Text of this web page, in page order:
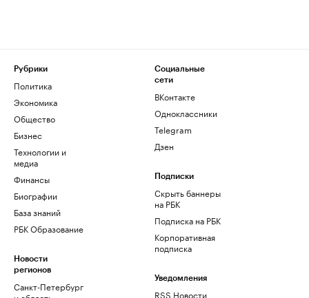
Рубрики
Политика
Экономика
Общество
Бизнес
Технологии и
медиа
Финансы
Биографии
База знаний
РБК Образование
Новости
регионов
Санкт-Петербург
Социальные
сети
ВКонтакте
Одноклассники
Telegram
Дзен
Подписки
Скрыть баннеры
на РБК
Подписка на РБК
Корпоративная
подписка
Уведомления
RSS Новости